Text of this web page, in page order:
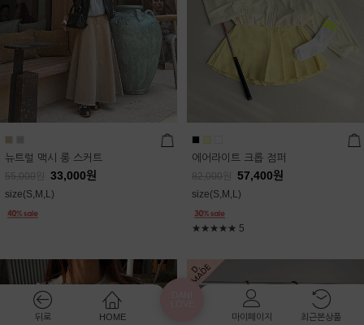
뉴트럴 맥시 롱 스커트
55,000 33,000원
size(S,M,L)
에어라이트 크롭 점퍼
82,000 57,400원
size(S,M,L)
★★★★★ 5
뒤로 HOME
마이페이지
최근본상품